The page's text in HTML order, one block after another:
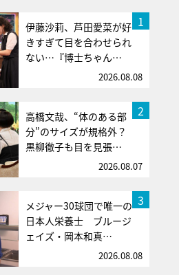
1
伊藤沙莉、芦田愛菜が好
きすぎて目を合わせられ
ない…『博士ちゃん…
2026.08.08
2
高橋文哉、“体のある部
分”のサイズが規格外？
黒柳徹子も目を見張…
2026.08.07
3
メジャー30球団で唯一の
日本人栄養士 ブルージ
ェイズ・岡本和真…
2026.08.08